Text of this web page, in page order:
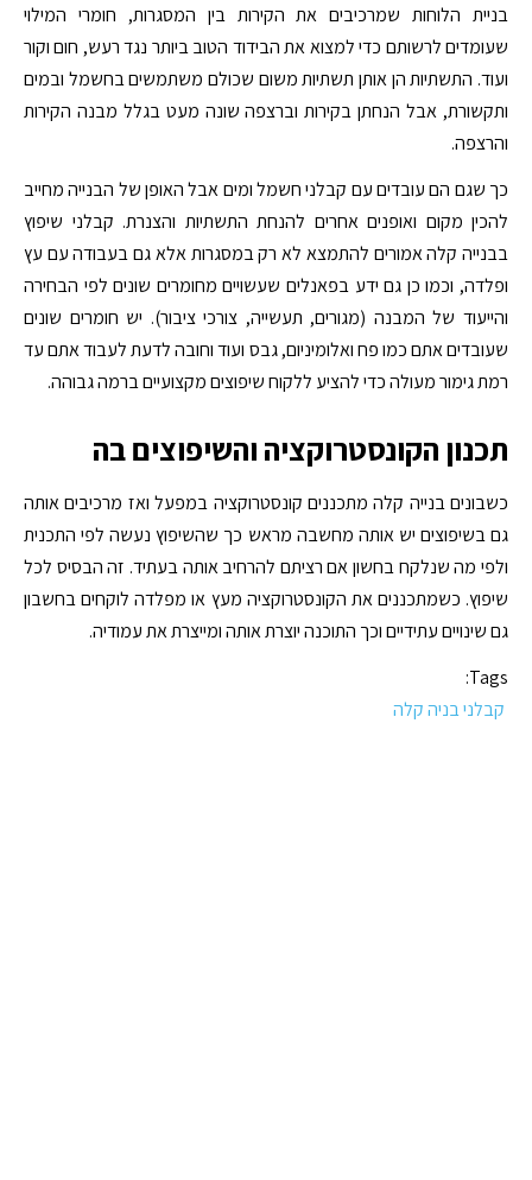
בניית הלוחות שמרכיבים את הקירות בין המסגרות, חומרי המילוי
שעומדים לרשותם כדי למצוא את הבידוד הטוב ביותר נגד רעש, חום וקור
ועוד. התשתיות הן אותן תשתיות משום שכולם משתמשים בחשמל ובמים
ותקשורת, אבל הנחתן בקירות וברצפה שונה מעט בגלל מבנה הקירות
והרצפה.
כך שגם הם עובדים עם קבלני חשמל ומים אבל האופן של הבנייה מחייב
להכין מקום ואופנים אחרים להנחת התשתיות והצנרת. קבלני שיפוץ
בבנייה קלה אמורים להתמצא לא רק במסגרות אלא גם בעבודה עם עץ
ופלדה, וכמו כן גם ידע בפאנלים שעשויים מחומרים שונים לפי הבחירה
והייעוד של המבנה (מגורים, תעשייה, צורכי ציבור). יש חומרים שונים
שעובדים אתם כמו פח ואלומיניום, גבס ועוד וחובה לדעת לעבוד אתם עד
רמת גימור מעולה כדי להציע ללקוח שיפוצים מקצועיים ברמה גבוהה.
תכנון הקונסטרוקציה והשיפוצים בה
כשבונים בנייה קלה מתכננים קונסטרוקציה במפעל ואז מרכיבים אותה
גם בשיפוצים יש אותה מחשבה מראש כך שהשיפוץ נעשה לפי התכנית
ולפי מה שנלקח בחשון אם רציתם להרחיב אותה בעתיד. זה הבסיס לכל
שיפוץ. כשמתכננים את הקונסטרוקציה מעץ או מפלדה לוקחים בחשבון
גם שינויים עתידיים וכך התוכנה יוצרת אותה ומייצרת את עמודיה.
Tags:
קבלני בניה קלה